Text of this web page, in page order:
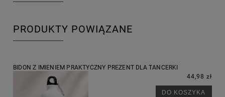
PRODUKTY POWIĄZANE
BIDON Z IMIENIEM PRAKTYCZNY PREZENT DLA TANCERKI
44,98 zł
DO KOSZYKA